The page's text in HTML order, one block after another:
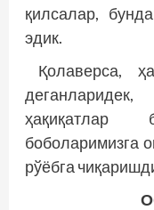
қилсалар,
эдик.
Қолаверса,
боболаримизга
рўёбга